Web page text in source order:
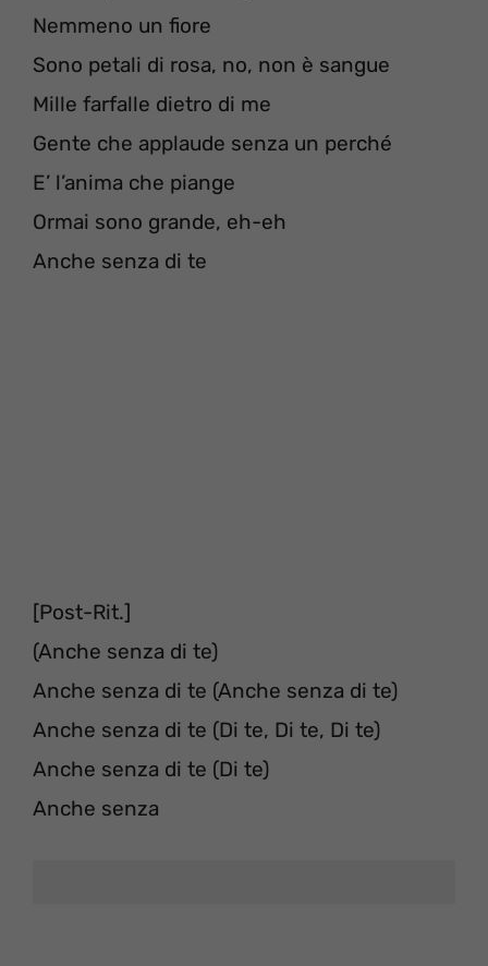
Nemmeno un fiore
Sono petali di rosa, no, non è sangue
Mille farfalle dietro di me
Gente che applaude senza un perché
E’ l’anima che piange
Ormai sono grande, eh-eh
Anche senza di te
[Post-Rit.]
(Anche senza di te)
Anche senza di te (Anche senza di te)
Anche senza di te (Di te, Di te, Di te)
Anche senza di te (Di te)
Anche senza